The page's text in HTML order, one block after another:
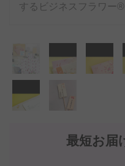
最短お届
するビジネスフラワー